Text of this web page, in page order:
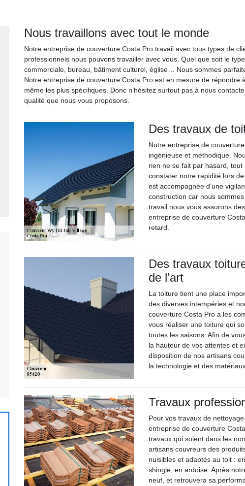
Nous travaillons avec tout le monde
Notre entreprise de couverture Costa Pro travail avec tous types de
professionnels nous pouvons travailler avec vous. Quel que soit le
commerciale, bureau, bâtiment culturel, église… Nous sommes
Notre entreprise de couverture Costa Pro est en mesure de répondre
même les plus spécifiques. Donc n’hésitez surtout pas à nous
qualité que nous vous proposons.
Des travaux de
Notre entreprise de
ingénieuse et méthodique.
rien ne se fait par hasard,
constater notre rapidité lors
est accompagnée d’une
construction car nous
travail nous vous assurons
entreprise de couverture
retard.
Des travaux
de l’art
La toiture tient une place
des diverses intempéries et
couverture Costa Pro a les
vous réaliser une toiture qui
toutes les saisons. Afin de
la hauteur de vos attentes et
disposition de nos artisans
la technologie et des
Travaux
Pour vos travaux de
entreprise de couverture
travaux qui soient dans les
artisans couvreurs des
nuisibles et adaptés au toit :
shingle, en ardoise. Après
neuf, et retrouvera sa